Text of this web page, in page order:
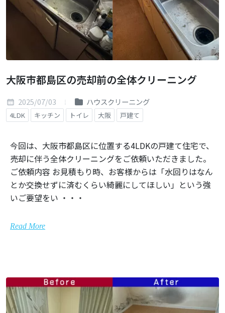
大阪市都島区の売却前の全体クリーニング
2025/07/03 ハウスクリーニング
4LDK キッチン トイレ 大阪 戸建て
今回は、大阪市都島区に位置する4LDKの戸建て住宅で、
売却に伴う全体クリーニングをご依頼いただきました。
ご依頼内容 お見積もり時、お客様からは「水回りはなん
とか交換せずに済むくらい綺麗にしてほしい」という強
いご要望をい ・・・
Read More